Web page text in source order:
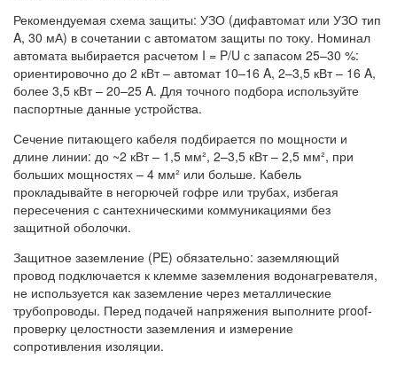
Рекомендуемая схема защиты: УЗО (дифавтомат или УЗО тип
A, 30 мА) в сочетании с автоматом защиты по току. Номинал
автомата выбирается расчетом I = P/U с запасом 25–30 %:
ориентировочно до 2 кВт – автомат 10–16 A, 2–3,5 кВт – 16 A,
более 3,5 кВт – 20–25 A. Для точного подбора используйте
паспортные данные устройства.
Сечение питающего кабеля подбирается по мощности и
длине линии: до ~2 кВт – 1,5 мм², 2–3,5 кВт – 2,5 мм², при
больших мощностях – 4 мм² или больше. Кабель
прокладывайте в негорючей гофре или трубах, избегая
пересечения с сантехническими коммуникациями без
защитной оболочки.
Защитное заземление (PE) обязательно: заземляющий
провод подключается к клемме заземления водонагревателя,
не используется как заземление через металлические
трубопроводы. Перед подачей напряжения выполните proof-
проверку целостности заземления и измерение
сопротивления изоляции.